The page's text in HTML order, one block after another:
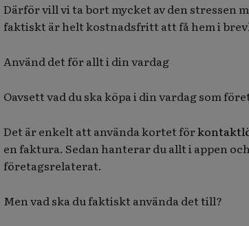
Därför vill vi ta bort mycket av den stressen
faktiskt är helt kostnadsfritt att få hem i
Använd det för allt i din vardag
Oavsett vad du ska köpa i din vardag som
Det är enkelt att använda kortet för
en faktura. Sedan hanterar du allt i appen
företagsrelaterat.
Men vad ska du faktiskt använda det till?